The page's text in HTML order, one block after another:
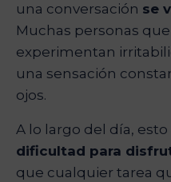
una conversación se
Muchas personas
experimentan
una sensación
ojos.
A lo largo del día,
dificultad para
que cualquier tarea